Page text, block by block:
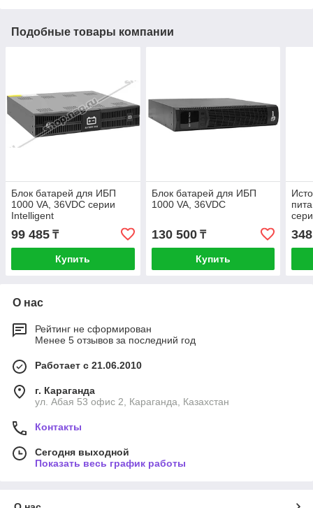
Подобные товары компании
Блок батарей для ИБП
1000 VA, 36VDC серии
Intelligent
99 485 ₸
Купить
Блок батарей для ИБП
1000 VA, 36VDC
130 500₸
Купить
VA,
О нас
Рейтинг не сформирован
Менее 5 отзывов за последний год
Работает с 21.06.2010
г. Караганда
ул. Абая 53 офис 2, Караганда, Казахстан
Контакты
Сегодня выходной
Показать весь график работы